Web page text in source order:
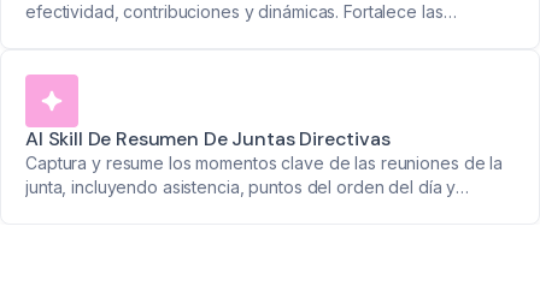
efectividad, contribuciones y dinámicas. Fortalece las
AI Skill De Resumen De Juntas Directivas
Captura y resume los momentos clave de las reuniones de la
junta, incluyendo asistencia, puntos del orden del día y